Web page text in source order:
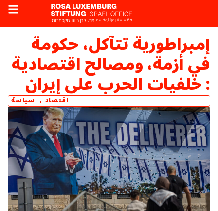
إمبراطورية تتآكل، حكومة
في أزمة، ومصالح اقتصادية
: خلفيات الحرب على إيران
اقتصاد , سياسة